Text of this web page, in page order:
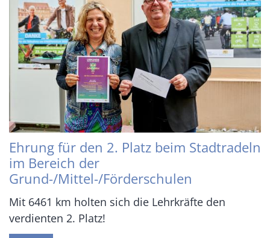
Ehrung für den 2. Platz beim Stadtradeln
im Bereich der
Grund-/Mittel-/Förderschulen
Mit 6461 km holten sich die Lehrkräfte den
verdienten 2. Platz!